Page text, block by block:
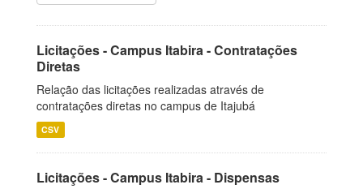
Licitações - Campus Itabira - Contratações
Diretas
Relação das licitações realizadas através de
contratações diretas no campus de Itajubá
CSV
Licitações - Campus Itabira - Dispensas